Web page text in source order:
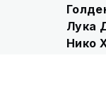
Лука
Нико